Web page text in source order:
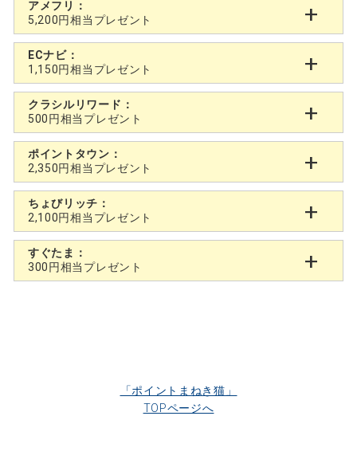
アメフリ：
5,200円相当プレゼント
ECナビ：
1,150円相当プレゼント
クラシルリワード：
500円相当プレゼント
ポイントタウン：
2,350円相当プレゼント
ちょびリッチ：
2,100円相当プレゼント
すぐたま：
300円相当プレゼント
「ポイントまねき猫」
TOPページへ